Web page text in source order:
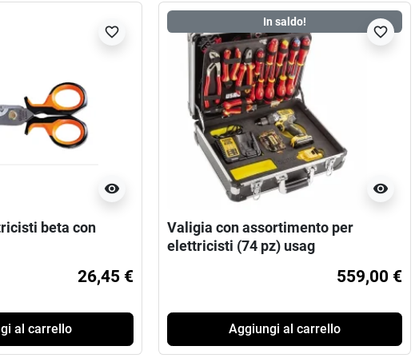
visibility
favorite_border
beta con
26,45 €
al carrello
In saldo!
visibility
favorite_border
Valigia con assortimento per
elettricisti (74 pz) usag
559,00 €
Aggiungi al carrello